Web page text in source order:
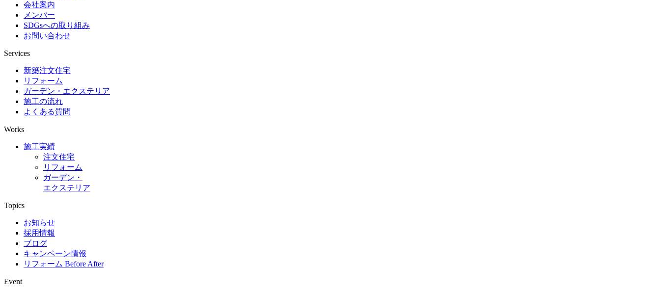
会社案内
メンバー
SDGsへの取り組み
お問い合わせ
Services
新築注文住宅
リフォーム
ガーデン・エクステリア
施工の流れ
よくある質問
Works
施工実績
注文住宅
リフォーム
ガーデン・
エクステリア
Topics
お知らせ
採用情報
ブログ
キャンペーン情報
リフォーム Before After
Event